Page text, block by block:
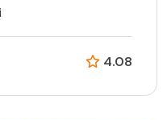
4.08